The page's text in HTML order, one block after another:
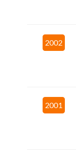
2002
2001